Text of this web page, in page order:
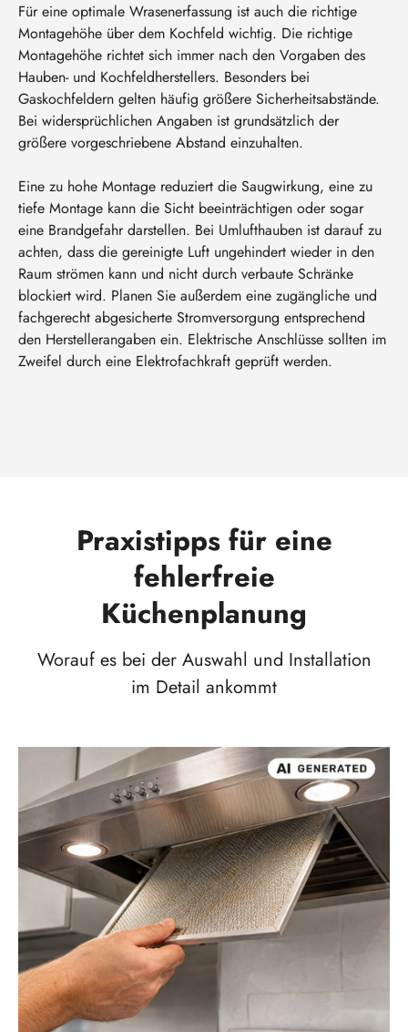
Für eine optimale Wrasenerfassung ist auch die richtige
Montagehöhe über dem Kochfeld wichtig. Die richtige
Montagehöhe richtet sich immer nach den Vorgaben des
Hauben- und Kochfeldherstellers. Besonders bei
Gaskochfeldern gelten häufig größere Sicherheitsabstände.
Bei widersprüchlichen Angaben ist grundsätzlich der
größere vorgeschriebene Abstand einzuhalten.
Eine zu hohe Montage reduziert die Saugwirkung, eine zu
tiefe Montage kann die Sicht beeinträchtigen oder sogar
eine Brandgefahr darstellen. Bei Umlufthauben ist darauf zu
achten, dass die gereinigte Luft ungehindert wieder in den
Raum strömen kann und nicht durch verbaute Schränke
blockiert wird. Planen Sie außerdem eine zugängliche und
fachgerecht abgesicherte Stromversorgung entsprechend
den Herstellerangaben ein. Elektrische Anschlüsse sollten im
Zweifel durch eine Elektrofachkraft geprüft werden.
Praxistipps für eine
fehlerfreie
Küchenplanung
Worauf es bei der Auswahl und Installation
im Detail ankommt